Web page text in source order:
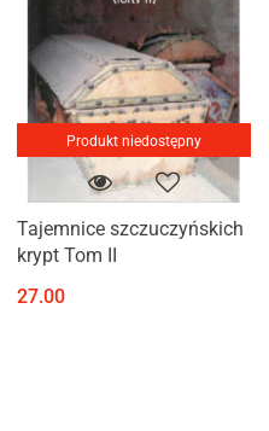
Produkt niedostępny
Tajemnice szczuczyńskich
krypt Tom II
27.00